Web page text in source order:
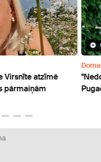
Virsnīte atzīmē
pārmaiņām